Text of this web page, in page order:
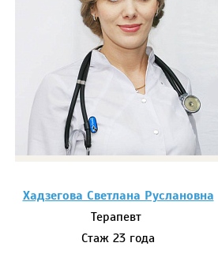
Хадзегова Светлана Руслановна
Терапевт
Стаж 23 года